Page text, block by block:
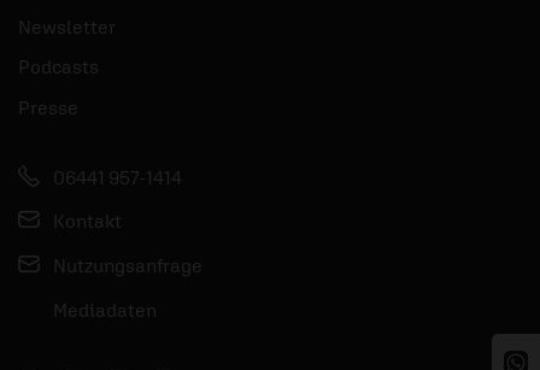
Newsletter
Podcasts
Presse
06441 957-1414
Kontakt
Nutzungsanfrage
Mediadaten